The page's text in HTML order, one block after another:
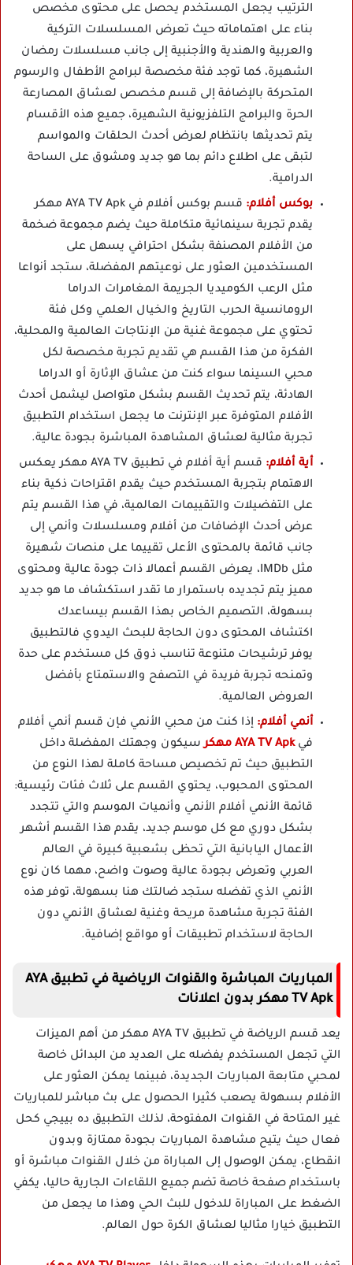
الترتيب يجعل المستخدم يحصل على محتوى مخصص
بناء على اهتماماته حيث تعرض المسلسلات التركية
والعربية والهندية والأجنبية إلى جانب مسلسلات رمضان
الشهيرة، كما توجد فئة مخصصة لبرامج الأطفال والرسوم
المتحركة بالإضافة إلى قسم مخصص لعشاق المصارعة
الحرة والبرامج التلفزيونية الشهيرة، جميع هذه الأقسام
يتم تحديثها بانتظام لعرض أحدث الحلقات والمواسم
لتبقى على اطلاع دائم بما هو جديد ومشوق على الساحة
الدرامية.
بوكس أفلام:
قسم بوكس أفلام في AYA TV Apk مهكر
يقدم تجربة سينمائية متكاملة حيث يضم مجموعة ضخمة
من الأفلام المصنفة بشكل احترافي يسهل على
المستخدمين العثور على نوعيتهم المفضلة، ستجد أنواعا
مثل الرعب الكوميديا الجريمة المغامرات الدراما
الرومانسية الحرب التاريخ والخيال العلمي وكل فئة
تحتوي على مجموعة غنية من الإنتاجات العالمية والمحلية،
الفكرة من هذا القسم هي تقديم تجربة مخصصة لكل
محبي السينما سواء كنت من عشاق الإثارة أو الدراما
الهادئة، يتم تحديث القسم بشكل متواصل ليشمل أحدث
الأفلام المتوفرة عبر الإنترنت ما يجعل استخدام التطبيق
تجربة مثالية لعشاق المشاهدة المباشرة بجودة عالية.
أية أفلام:
قسم أية أفلام في تطبيق AYA TV مهكر يعكس
الاهتمام بتجربة المستخدم حيث يقدم اقتراحات ذكية بناء
على التفضيلات والتقييمات العالمية، في هذا القسم يتم
عرض أحدث الإضافات من أفلام ومسلسلات وأنمي إلى
جانب قائمة بالمحتوى الأعلى تقييما على منصات شهيرة
مثل IMDb، يعرض القسم أعمالا ذات جودة عالية ومحتوى
مميز يتم تجديده باستمرار ما تقدر استكشاف ما هو جديد
بسهولة، التصميم الخاص بهذا القسم بيساعدك
اكتشاف المحتوى دون الحاجة للبحث اليدوي فالتطبيق
يوفر ترشيحات متنوعة تناسب ذوق كل مستخدم على حدة
وتمنحه تجربة فريدة في التصفح والاستمتاع بأفضل
العروض العالمية.
أنمي أفلام: إذا كنت من محبي الأنمي فإن قسم أنمي أفلام
فيAYA TV Apk مهكر
سيكون وجهتك المفضلة داخل
التطبيق حيث تم تخصيص مساحة كاملة لهذا النوع من
المحتوى المحبوب، يحتوي القسم على ثلاث فئات رئيسية:
قائمة الأنمي أفلام الأنمي وأنميات الموسم والتي تتجدد
بشكل دوري مع كل موسم جديد، يقدم هذا القسم أشهر
الأعمال اليابانية التي تحظى بشعبية كبيرة في العالم
العربي وتعرض بجودة عالية وصوت واضح، مهما كان نوع
الأنمي الذي تفضله ستجد ضالتك هنا بسهولة، توفر هذه
الفئة تجربة مشاهدة مريحة وغنية لعشاق الأنمي دون
الحاجة لاستخدام تطبيقات أو مواقع إضافية.
المباريات المباشرة والقنوات الرياضية في تطبيق AYA
TV Apk مهكر بدون اعلانات
يعد قسم الرياضة في تطبيق AYA TV مهكر من أهم الميزات
التي تجعل المستخدم يفضله على العديد من البدائل خاصة
لمحبي متابعة المباريات الجديدة، فبينما يمكن العثور على
الأفلام بسهولة يصعب كثيرا الحصول على بث مباشر للمباريات
غير المتاحة في القنوات المفتوحة، لذلك التطبيق ده بييجي كحل
فعال حيث يتيح مشاهدة المباريات بجودة ممتازة وبدون
انقطاع، يمكن الوصول إلى المباراة من خلال القنوات مباشرة أو
باستخدام صفحة خاصة تضم جميع اللقاءات الجارية حاليا، يكفي
الضغط على المباراة للدخول للبث الحي وهذا ما يجعل من
التطبيق خيارا مثاليا لعشاق الكرة حول العالم.